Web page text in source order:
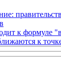
к формуле
к точке